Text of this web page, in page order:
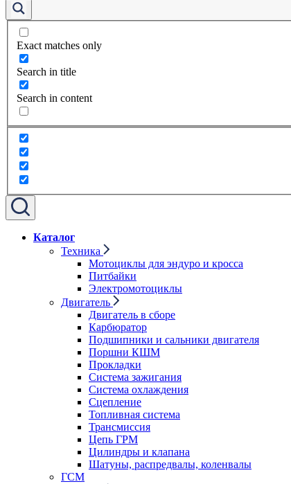
Exact matches only
Search in title
Search in content
Каталог
Техника
Мотоциклы для эндуро и кросса
Питбайки
Электромотоциклы
Двигатель
Двигатель в сборе
Карбюратор
Подшипники и сальники двигателя
Поршни КШМ
Прокладки
Система зажигания
Система охлаждения
Сцепление
Топливная система
Трансмиссия
Цепь ГРМ
Цилиндры и клапана
Шатуны, распредвалы, коленвалы
ГСМ